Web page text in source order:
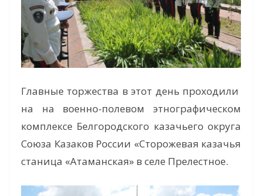
Главные торжества в этот день проходили
на на военно-полевом этнографическом
комплексе Белгородского казачьего округа
Союза Казаков России «Сторожевая казачья
станица «Атаманская» в селе Прелестное.